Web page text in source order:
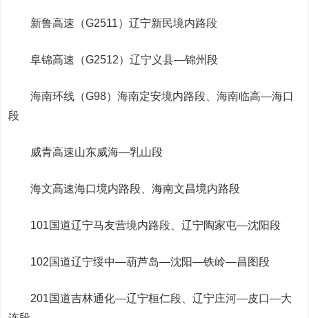
新鲁高速（G2511）辽宁新民境内路段
阜锦高速（G2512）辽宁义县—锦州段
海南环线（G98）海南定安境内路段、海南临高—海口
段
威青高速山东威海—乳山段
海文高速海口境内路段、海南文昌境内路段
101国道辽宁马友营境内路段、辽宁陶家屯—沈阳段
102国道辽宁绥中—葫芦岛—沈阳—铁岭—昌图段
201国道吉林通化—辽宁桓仁段、辽宁庄河—皮口—大